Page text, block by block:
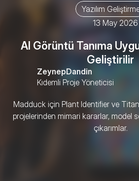
Yazılım
13 May 2026
AI Görüntü Tanıma
Geliştirilir
ZeynepDandin
Kıdemli Proje Yöneticisi
Madduck için Plant Identifier ve
projelerinden mimari kararlar, model
çıkarımlar.